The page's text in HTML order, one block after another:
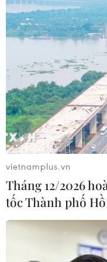
10/10/2020 08:10
Bác sỹ Nguyễn Trung
Bệnh Nhiệt đới Trung
được Ủy ban Nhân
danh hiệu “Công
vietnamplus.vn
Tháng 12/2026
tốc Thành phố